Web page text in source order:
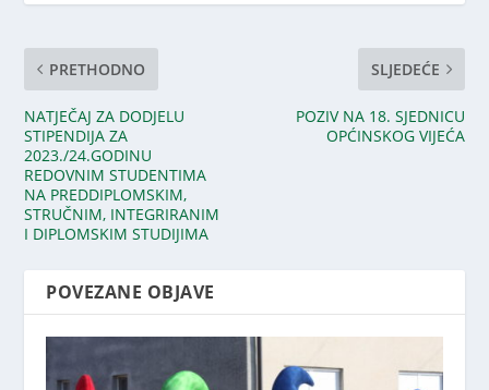
PRETHODNO
NATJEČAJ ZA DODJELU
STIPENDIJA ZA
2023./24.GODINU
REDOVNIM STUDENTIMA
NA PREDDIPLOMSKIM,
STRUČNIM, INTEGRIRANIM
I DIPLOMSKIM STUDIJIMA
SLJEDEĆE
POZIV NA 18. SJEDNICU
OPĆINSKOG VIJEĆA
POVEZANE OBJAVE